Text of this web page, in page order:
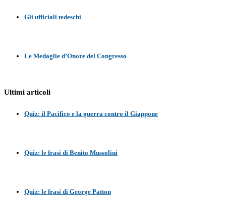
Gli ufficiali tedeschi
Le Medaglie d’Onore del Congresso
Ultimi articoli
Quiz: il Pacifico e la guerra contro il Giappone
Quiz: le frasi di Benito Mussolini
Quiz: le frasi di George Patton